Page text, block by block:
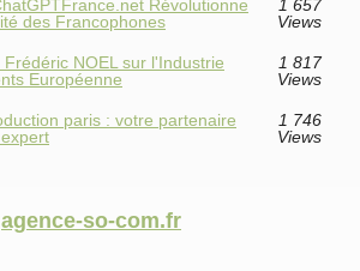
Révolutionne
des Francophones
1 657
Views
NOEL sur l'Industrie
Européenne
1 817
Views
paris : votre partenaire
1 746
Views
agence-so-com.fr